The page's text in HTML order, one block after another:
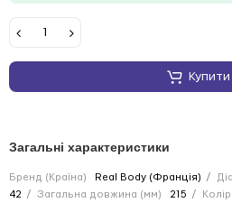
Купити
Загальні характеристики
Бренд (Країна) Real Body (Франція)
42
Загальна довжина (мм) 215 Колір